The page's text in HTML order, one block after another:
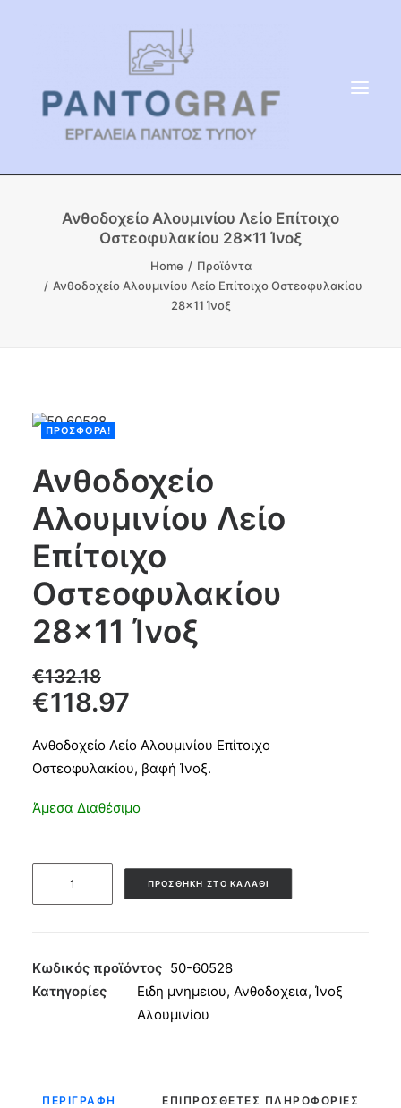
ΕΙΔΗ ΜΝΗΜΕΙΟΥ
ΑΔΑΜΑΝΤΟΦΟΡΟΙ ΔΙΣΚΟΙ
ΠΡΟΪΟΝΤΑ ΜΑΡΜΆΡΟΥ
CART
Ανθοδοχείο Αλουμινίου Λείο Επίτοιχο
Οστεοφυλακίου 28×11 Ίνοξ
Home
Προϊόντα
Ανθοδοχείο Αλουμινίου Λείο Επίτοιχο Οστεοφυλακίου
28×11 Ίνοξ
ΠΡΟΣΦΟΡΆ!
Ανθοδοχείο
Αλουμινίου Λείο
Επίτοιχο
Οστεοφυλακίου
28×11 Ίνοξ
€132.18
€118.97
Ανθοδοχείο Λείο Αλουμινίου Επίτοιχο
Οστεοφυλακίου, βαφή Ίνοξ.
Άμεσα Διαθέσιμο
Οστεοφυλακίου
28x11
ΠΡΟΣΘΉΚΗ ΣΤΟ ΚΑΛΆΘΙ
Κωδικός προϊόντος 50-60528
Κατηγορίες
Ειδη μνημειου, Ανθοδοχεια, Ίνοξ
Αλουμινίου
ΠΕΡΙΓΡΑΦΉ ΕΠΙΠΡΌΣΘΕΤΕΣ ΠΛΗΡΟΦΟΡΊΕΣ